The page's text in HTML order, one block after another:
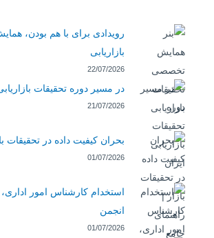
رویدادی برای با هم بودن،
بازاریابی
22/07/2026
در مسیر دوره تحقیقات
21/07/2026
بحران کیفیت داده در تحقیقات
01/07/2026
استخدام کارشناس امور اداری،
انجمن
01/07/2026